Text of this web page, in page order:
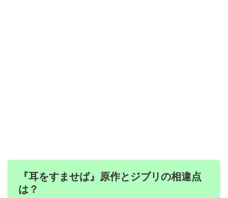
『耳をすませば』原作とジブリの相違点
は？